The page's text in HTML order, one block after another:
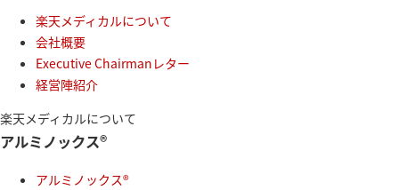
楽天メディカルについて
会社概要
Executive Chairmanレター
経営陣紹介
楽天メディカルについて
アルミノックス®
アルミノックス®